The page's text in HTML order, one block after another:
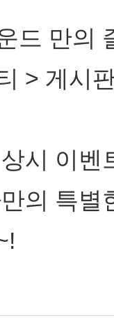
드 만의
> 게시
시 이
의 특별